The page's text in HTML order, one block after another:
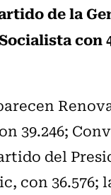
de la
con
39.246;
del
con 36.576;